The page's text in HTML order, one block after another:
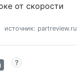
от скорости
источник: partreview.ru